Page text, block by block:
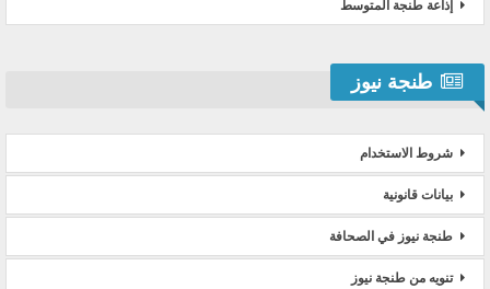
إذاعة طنجة المتوسط
طنجة نيوز
شروط الاستخدام
بيانات قانونية
طنجة نيوز في الصحافة
تنويه من طنجة نيوز